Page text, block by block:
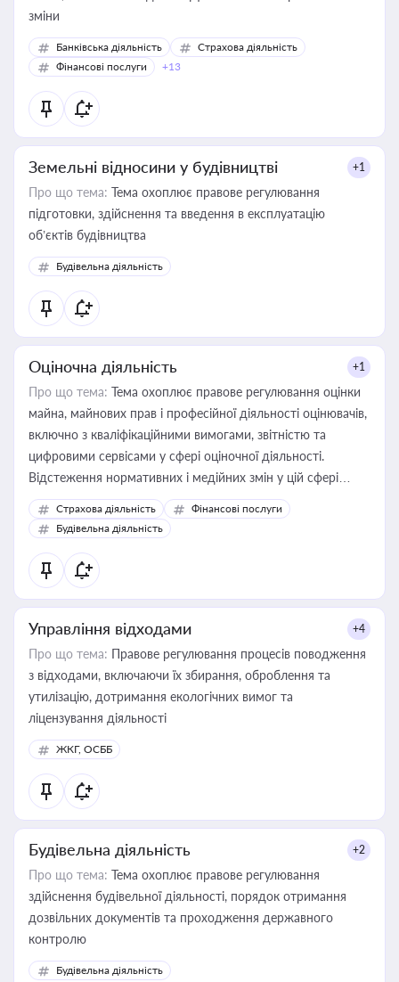
зміни
Банківська діяльність
Страхова діяльність
Фінансові послуги
+13
Земельні відносини у будівництві +1
Про що тема: Тема охоплює правове регулювання
підготовки, здійснення та введення в експлуатацію
об’єктів будівництва
Будівельна діяльність
Оціночна діяльність +1
Про що тема: Тема охоплює правове регулювання оцінки
майна, майнових прав і професійної діяльності оцінювачів,
включно з кваліфікаційними вимогами, звітністю та
цифровими сервісами у сфері оціночної діяльності.
Відстеження нормативних і медійних змін у цій сфері
корисне для власника бізнесу, керівника, юриста або
бухгалтера під час оподаткування, приватизації, оренди
державного майна, корпоративних угод і перевірки
статусу суб'єктів оціночної діяльності
Страхова діяльність
Фінансові послуги
Будівельна діяльність
Управління відходами +4
Про що тема: Правове регулювання процесів поводження
з відходами, включаючи їх збирання, оброблення та
утилізацію, дотримання екологічних вимог та
ліцензування діяльності
ЖКГ, ОСББ
Будівельна діяльність +2
Про що тема: Тема охоплює правове регулювання
здійснення будівельної діяльності, порядок отримання
дозвільних документів та проходження державного
контролю
Будівельна діяльність